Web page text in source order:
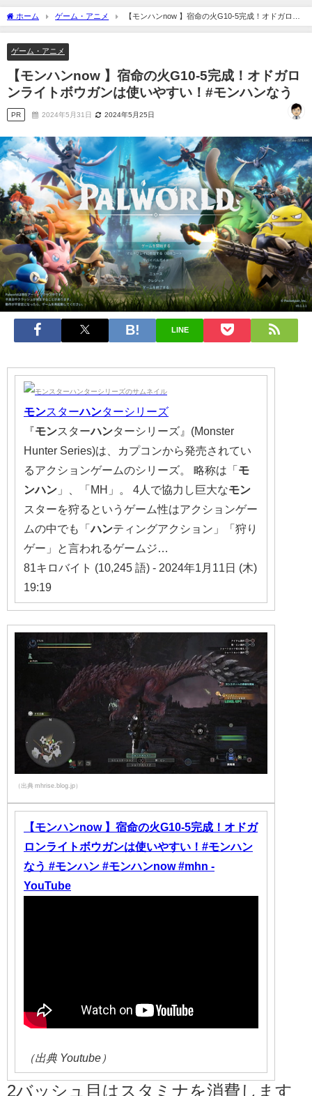
ニー喜多川について沈黙する訳が
闇すぎる。
乳ブレンダー ミキサー ブレンダ
ー ジューサー
ホーム ゲーム・アニメ
【モンハンnow 】宿命の火G10-5完成！オドガロン
ライトボウガンは使いやすい！#モンハンなう
ゲーム・アニメ
【モンハンnow 】宿命の火G10-5完成！オドガロ
ンライトボウガンは使いやすい！#モンハンなう
PR 2024年5月31日 2024年5月25日
LINE
モンスターハンターシリーズ
『モンスターハンターシリーズ』(Monster
Hunter Series)は、カプコンから発売されてい
るアクションゲームのシリーズ。 略称は「 モ
ンハン 」、「MH」。 4人で協力し巨大なモン
スターを狩るというゲーム性はアクションゲー
ムの中でも「 ハンティングアクション」「狩り
ゲー」と言われるゲームジ…
81キロバイト (10,245 語) - 2024年1月11日 (木)
19:19
（出典 mhrise.blog.jp）
【モンハンnow 】宿命の火G10-5完成！オドガ
ロンライトボウガンは使いやすい！#モンハン
なう #モンハン #モンハンnow #mhn -
YouTube
（出典 Youtube）
2バッシュ目はスタミナを消費します